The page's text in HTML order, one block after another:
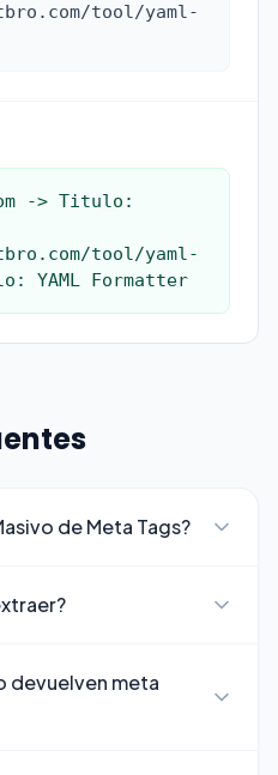
tool/yaml-
-> Titulo:
tool/yaml-
YAML Formatter
de Meta Tags?
devuelven meta